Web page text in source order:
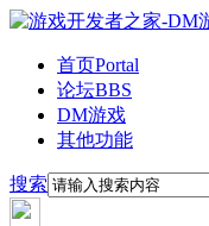
首页Portal
论坛BBS
DM游戏
其他功能
搜索